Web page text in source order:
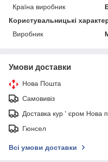
Країна виробник
Користувальницькі
Виробник
Умови доставки
Нова Пошта
Самовивіз
Доставка кур ' єром Нова
Гюнсел
Всі умови доставки